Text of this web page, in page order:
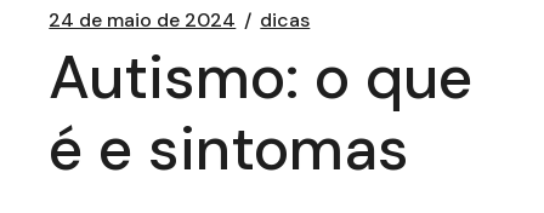
24 de maio de 2024 dicas
Autismo: o que
é e sintomas